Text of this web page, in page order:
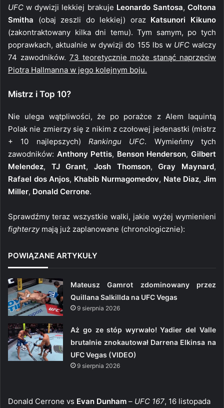
UFC w dywizji lekkiej brakuje Leonardo Santosa,Coltona
Smitha (obaj zeszli do lekkiej) oraz Katsunori Kikuno
(zakontraktowany kilka dni temu). Tym samym, po tych
poprawkach, aktualnie w dywizji do 155 lbs w UFCwalczy
74 zawodników. 73 teoretycznie może stanąć naprzeciw
Piotra Hallmanna w jego kolejnym boju.
Mistrz i Top 10?
Nie ulega wątpliwości, że po porażce z Alem Iaquintą
Polak nie zmierzy się z nikim z czołowej jedenastki (mistrz
+ 10 najlepszych) Rankingu UFC. Wymieńmy tych
zawodników: Anthony Pettis, Benson Henderson,Gilbert
Melendez, TJ Grant,Josh Thomson,Gray Maynard,
Rafael dos Anjos, Khabib Nurmagomedov, Nate Diaz,Jim
Miller, Donald Cerrone.
Sprawdźmy teraz wszystkie walki, jakie wyżej wymienieni
fighterzymają już zaplanowane (chronologicznie):
POWIĄZANE ARTYKUŁY
Mateusz Gamrot zdominowany przez
Quillana Salkillda na UFC Vegas
9 sierpnia 2026
Aż go ze stóp wyrwało! Yadier del Valle
brutalnie znokautował Darrena Elkinsa na
UFC Vegas (VIDEO)
9 sierpnia 2026
Donald Cerrone vs Evan Dunham – UFC 167, 16 listopada